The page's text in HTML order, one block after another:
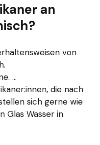
an
von
...
die nach
sich gerne wie
Glas Wasser in